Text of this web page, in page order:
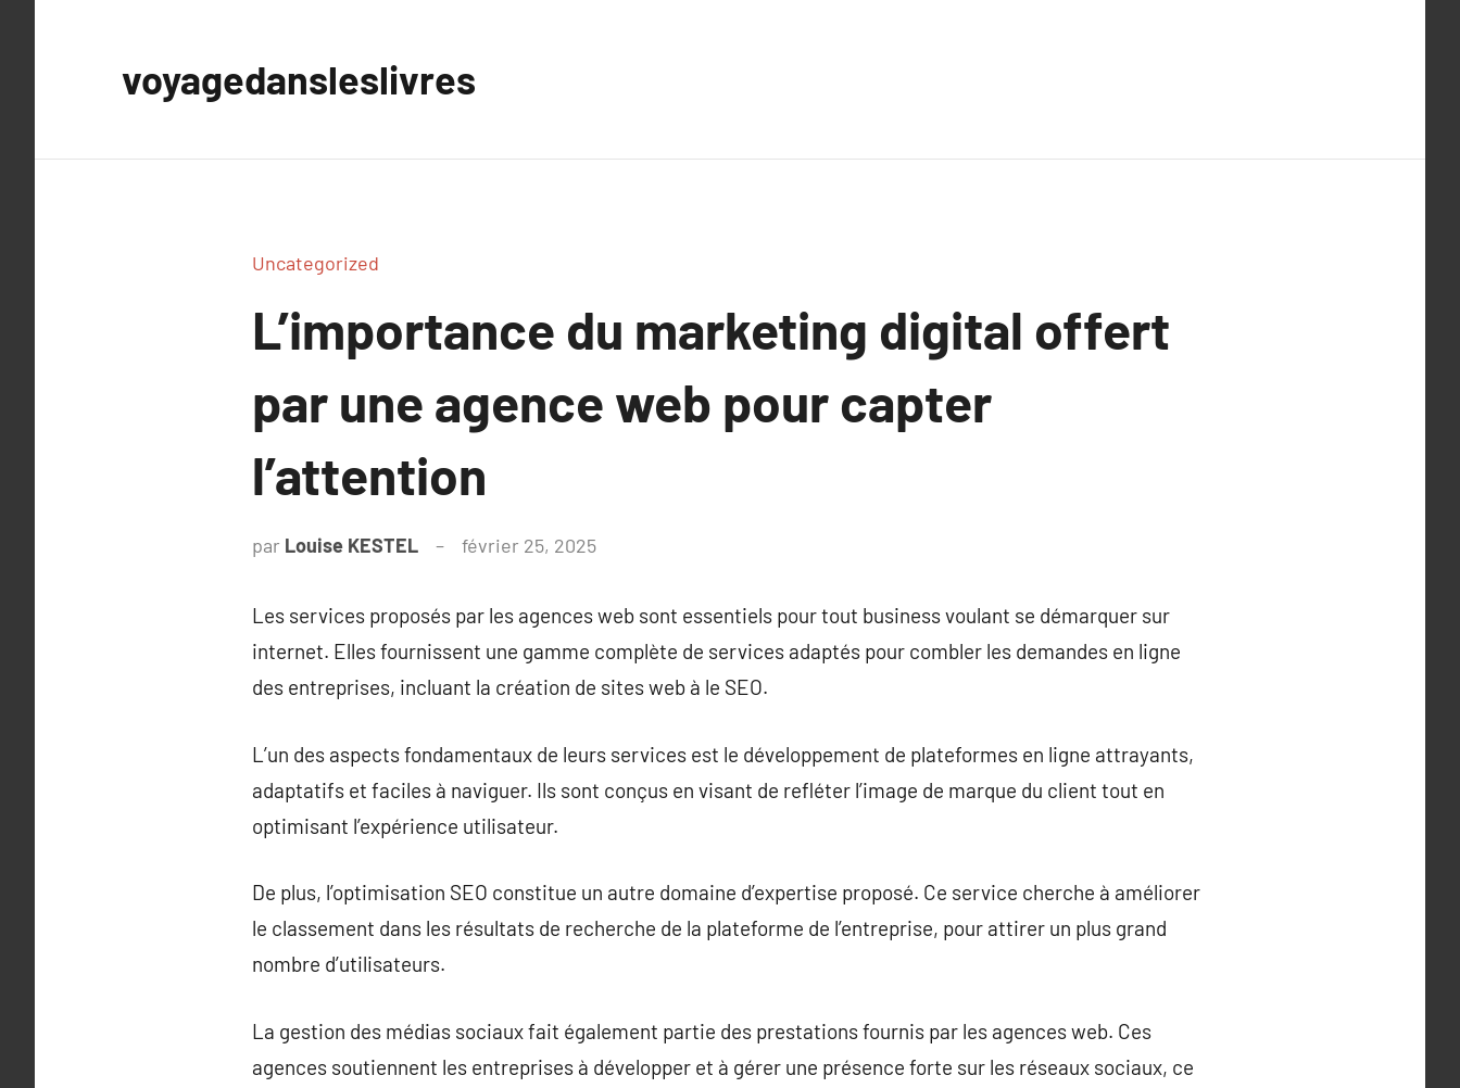
voyagedansleslivres
Uncategorized
L’importance du marketing digital offert
par une agence web pour capter
l’attention
par Louise KESTEL février 25, 2025
Les services proposés par les agences web sont essentiels pour tout business voulant se démarquer sur
internet. Elles fournissent une gamme complète de services adaptés pour combler les demandes en ligne
des entreprises, incluant la création de sites web à le SEO.
L’un des aspects fondamentaux de leurs services est le développement de plateformes en ligne attrayants,
adaptatifs et faciles à naviguer. Ils sont conçus en visant de refléter l’image de marque du client tout en
optimisant l’expérience utilisateur.
De plus, l’optimisation SEO constitue un autre domaine d’expertise proposé. Ce service cherche à améliorer
le classement dans les résultats de recherche de la plateforme de l’entreprise, pour attirer un plus grand
nombre d’utilisateurs.
La gestion des médias sociaux fait également partie des prestations fournis par les agences web. Ces
agences soutiennent les entreprises à développer et à gérer une présence forte sur les réseaux sociaux, ce